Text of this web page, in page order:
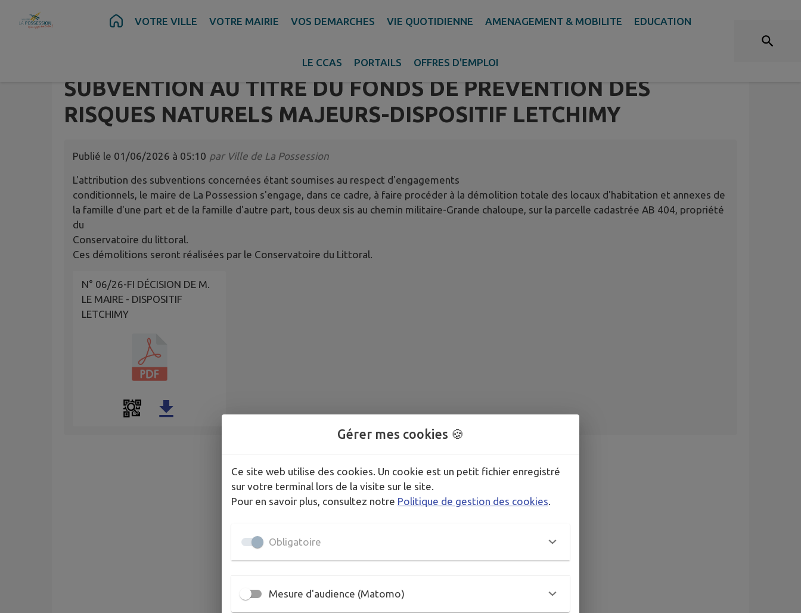
Contenu Recherche Pied de page
VOTRE VILLE VOTRE MAIRIE VOS DEMARCHES VIE QUOTIDIENNE AMENAGEMENT & MOBILITE EDUCATION
LE CCAS PORTAILS OFFRES D'EMPLOI
N° 06/26-FI DÉCISION DE M. LE MAIRE EN MATIÈRE
D'ENGAGEMENTS CONDITIONNELS À DES DEMANDES DE
SUBVENTION AU TITRE DU FONDS DE PRÉVENTION DES
RISQUES NATURELS MAJEURS-DISPOSITIF LETCHIMY
Publié le 01/06/2026 à 05:10 par Ville de La Possession
L'attribution des subventions concernées étant soumises au respect d'engagements
conditionnels, le maire de La Possession s'engage, dans ce cadre, à faire procéder à la démolition totale des locaux d'habitation et annexes de
la famille d'une part et de la famille d'autre part, tous deux sis au chemin militaire-Grande chaloupe, sur la parcelle cadastrée AB 404, propriété
du
Conservatoire du littoral.
Ces démolitions seront réalisées par le Conservatoire du Littoral.
N° 06/26-FI DÉCISION DE M.
LE MAIRE - DISPOSITIF
LETCHIMY
Gérer mes cookies 🍪
Ce site web utilise des cookies. Un cookie est un petit fichier enregistré
sur votre terminal lors de la visite sur le site.
Pour en savoir plus, consultez notre Politique de gestion des cookies
Obligatoire
Mesure d'audience (Matomo)